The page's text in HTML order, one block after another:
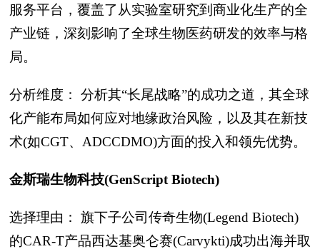
服务平台，覆盖了从实验室研究到商业化生产的全
产业链，深刻影响了全球生物医药研发的效率与格
局。
分析维度： 分析其“长尾战略”的成功之道，其全球
化产能布局如何应对地缘政治风险，以及其在新技
术(如CGT、ADCCDMO)方面的投入和领先优势。
金斯瑞生物科技(GenScript Biotech)
选择理由： 旗下子公司传奇生物(Legend Biotech)
的CAR-T产品西达基奥仑赛(Carvykti)成功出海并取